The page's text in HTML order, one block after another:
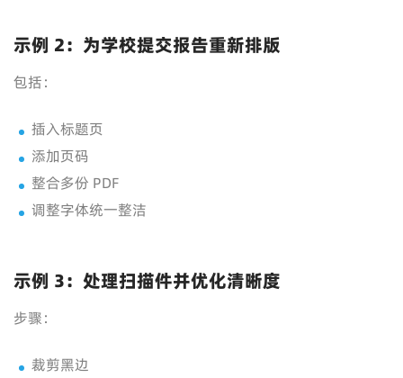
示例 2：为学校提交报告重新排版
包括：
插入标题页
添加页码
整合多份 PDF
调整字体统一整洁
示例 3：处理扫描件并优化清晰度
步骤：
裁剪黑边